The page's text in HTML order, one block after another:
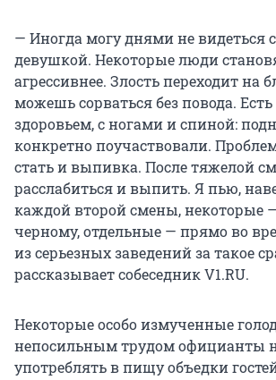
— Иногда могу днями не видеться
девушкой. Некоторые люди
агрессивнее. Злость переходит на
можешь сорваться без повода.
здоровьем, с ногами и спиной:
конкретно поучаствовали.
стать и выпивка. После тяжелой
расслабиться и выпить. Я пью,
каждой второй смены, некоторые
черному, отдельные — прямо во
из серьезных заведений за такое
рассказывает собеседник V1.RU.
Некоторые особо измученные
непосильным трудом официанты
употреблять в пищу объедки